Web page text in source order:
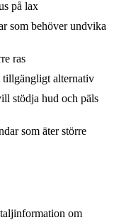
på lax
som behöver undvika
ras
tillgängligt alternativ
stödja hud och päls
som äter större
om